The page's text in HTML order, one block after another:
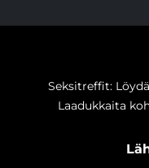
Seksitreffit:
Laadukkaita